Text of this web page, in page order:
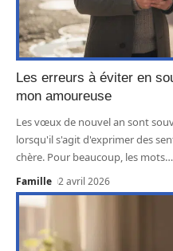
Les erreurs à éviter en
mon amoureuse
Les vœux de nouvel an sont
lorsqu'il s'agit d'exprimer des
chère. Pour beaucoup, les mots…
Famille 2 avril 2026